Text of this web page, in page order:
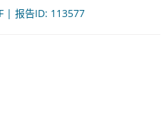
| 报告ID: 113577